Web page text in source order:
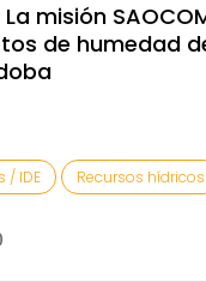
misión
de humedad
/ IDE Recursos hídricos